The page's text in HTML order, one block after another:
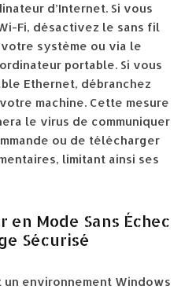
d’Internet. Si vous
Fi, désactivez le sans fil
système ou via le
portable. Si vous
Ethernet, débranchez
machine. Cette mesure
le virus de communiquer
ou de télécharger
limitant ainsi ses
en Mode Sans Échec
Sécurisé
un environnement Windows